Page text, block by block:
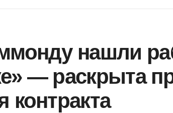
нашли
— раскрыта
контракта